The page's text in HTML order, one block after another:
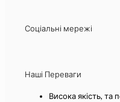
Соціальні мережі
Наші Переваги
Висока якість, та